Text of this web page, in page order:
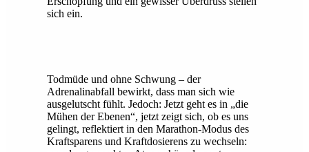
sich ein.
Todmüde und ohne Schwung – der
Adrenalinabfall bewirkt, dass man sich wie
ausgelutscht fühlt. Jedoch: Jetzt geht es in „die
Mühen der Ebenen“, jetzt zeigt sich, ob es uns
gelingt, reflektiert in den Marathon-Modus des
Kraftsparens und Kraftdosierens zu wechseln: